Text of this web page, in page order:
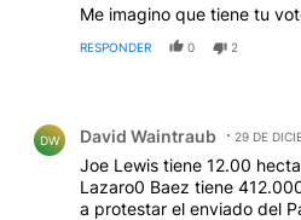
Me imagino que tiene tu
RESPONDER 0 2
DW David Waintraub 29 DE
Joe Lewis tiene 12.00
Lazaro0 Baez tiene
a protestar el enviado del